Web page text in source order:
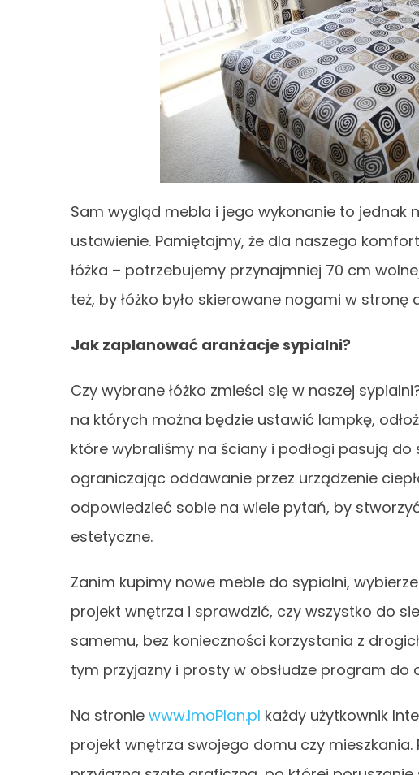
Sam wygląd mebla i jego wykonanie to jednak
ustawienie. Pamiętajmy, że dla naszego
łóżka – potrzebujemy przynajmniej 70 cm
też, by łóżko było skierowane nogami w stronę
Jak zaplanować aranżacje sypialni?
Czy wybrane łóżko zmieści się w naszej
na których można będzie ustawić lampkę,
które wybraliśmy na ściany i podłogi pasują do
ograniczając oddawanie przez urządzenie
odpowiedzieć sobie na wiele pytań, by
estetyczne.
Zanim kupimy nowe meble do sypialni,
projekt wnętrza i sprawdzić, czy wszystko do
samemu, bez konieczności korzystania z
tym przyjazny i prosty w obsłudze program do
Na stronie www.ImoPlan.pl każdy użytkownik
projekt wnętrza swojego domu czy